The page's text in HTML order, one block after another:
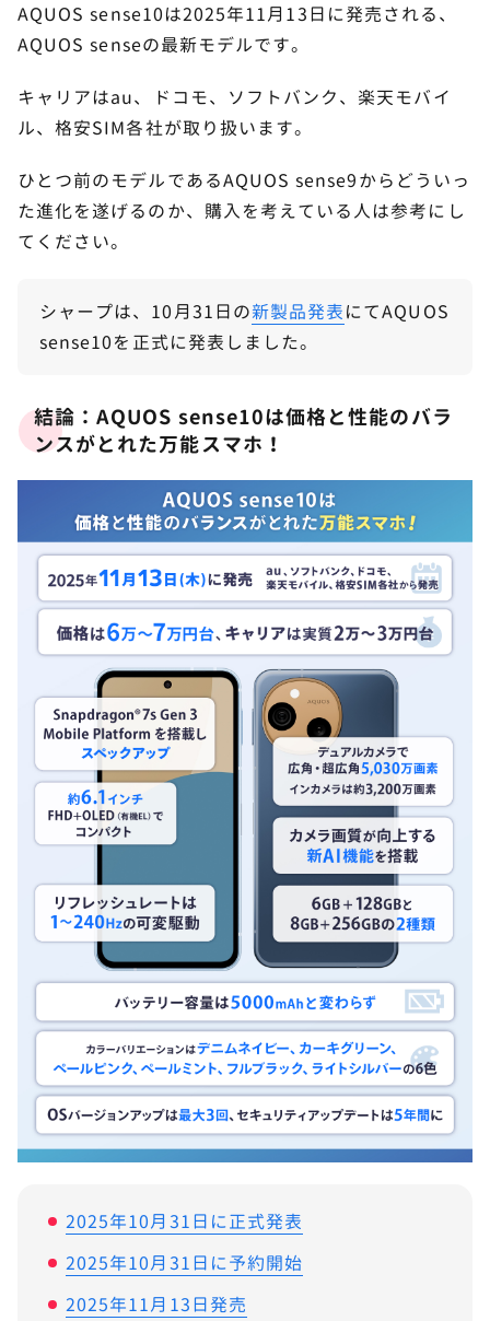
AQUOS sense10は2025年11月13日に発売される、
AQUOS senseの最新モデルです。
キャリアはau、ドコモ、ソフトバンク、楽天モバイ
ル、格安SIM各社が取り扱います。
ひとつ前のモデルであるAQUOS sense9からどういっ
た進化を遂げるのか、購入を考えている人は参考にし
てください。
シャープは、10月31日の新製品発表にてAQUOS
sense10を正式に発表しました。
結論：AQUOS sense10は価格と性能のバラ
ンスがとれた万能スマホ！
2025年10月31日に正式発表
2025年10月31日に予約開始
2025年11月13日発売